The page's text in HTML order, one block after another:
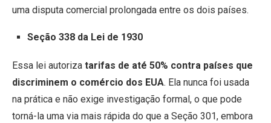
uma disputa comercial prolongada entre os dois países.
Seção 338 da Lei de 1930
Essa lei autoriza tarifas de até 50% contra países que
discriminem o comércio dos EUA. Ela nunca foi usada
na prática e não exige investigação formal, o que pode
torná-la uma via mais rápida do que a Seção 301, embora